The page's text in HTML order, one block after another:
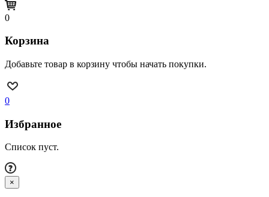
0
Корзина
Добавьте товар в корзину чтобы начать покупки.
0
Избранное
Список пуст.
×